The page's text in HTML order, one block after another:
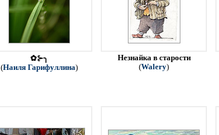
✿⊱╮
(Наиля Гарифуллина)
Незнайка в старости
(Walery)